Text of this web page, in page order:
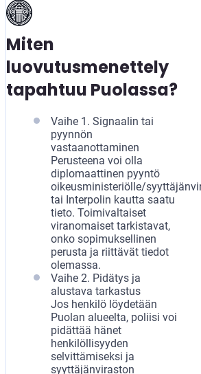
Miten
luovutusmenettely
tapahtuu Puolassa?
Vaihe 1. Signaalin tai
pyynnön
vastaanottaminen
Perusteena voi olla
diplomaattinen pyyntö
oikeusministeriölle/
tai Interpolin kautta saatu
tieto. Toimivaltaiset
viranomaiset tarkistavat,
onko sopimuksellinen
perusta ja riittävät tiedot
olemassa.
Vaihe 2. Pidätys ja
alustava tarkastus
Jos henkilö löydetään
Puolan alueelta, poliisi voi
pidättää hänet
henkilöllisyyden
selvittämiseksi ja
syyttäjänviraston